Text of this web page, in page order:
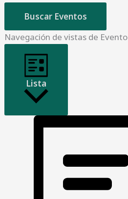
Buscar Eventos
Navegación de vistas de Evento
Lista